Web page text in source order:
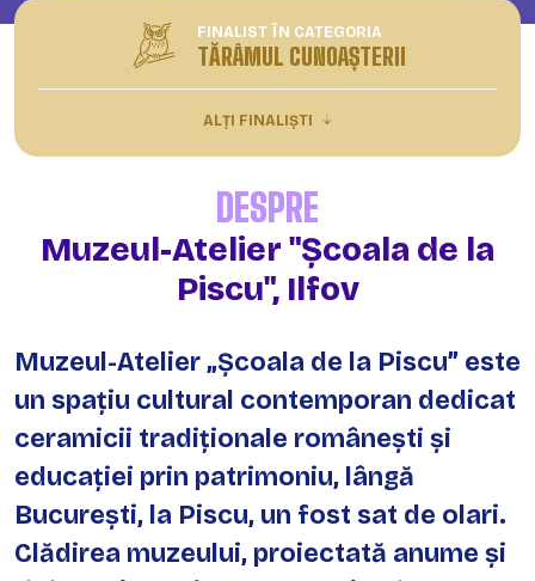
FINALIST ÎN CATEGORIA
TĂRÂMUL CUNOAȘTERII
ALȚI FINALIȘTI
DESPRE
Muzeul-Atelier "Școala de la
Piscu", Ilfov
Muzeul-Atelier „Școala de la Piscu” este
un spațiu cultural contemporan dedicat
ceramicii tradiționale românești și
educației prin patrimoniu, lângă
București, la Piscu, un fost sat de olari.
Clădirea muzeului, proiectată anume și